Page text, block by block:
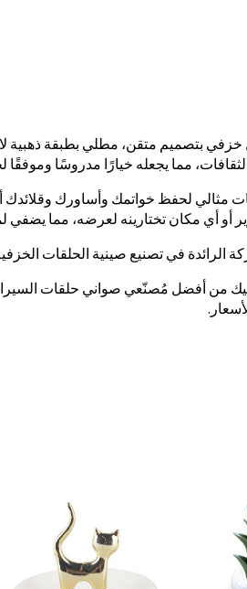
خزفي بتصميم متقن، مطلي بطبقة ذهبية
مما يجعله خيارًا مدروسًا وموفقًا
مثالي لحفظ خواتمك وأساورك
أو أي مكان تختارينه لعرضه، مما
من أفضل مُصنّعي صواني حلقات